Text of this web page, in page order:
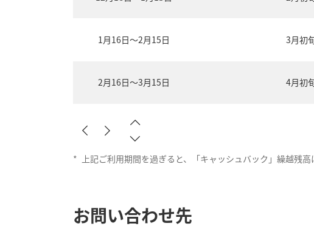
1月16日～2月15日 3月初
2月16日～3月15日 4月初
* 上記ご利用期間を過ぎると、「キャッシュバック」繰越残高
お問い合わせ先